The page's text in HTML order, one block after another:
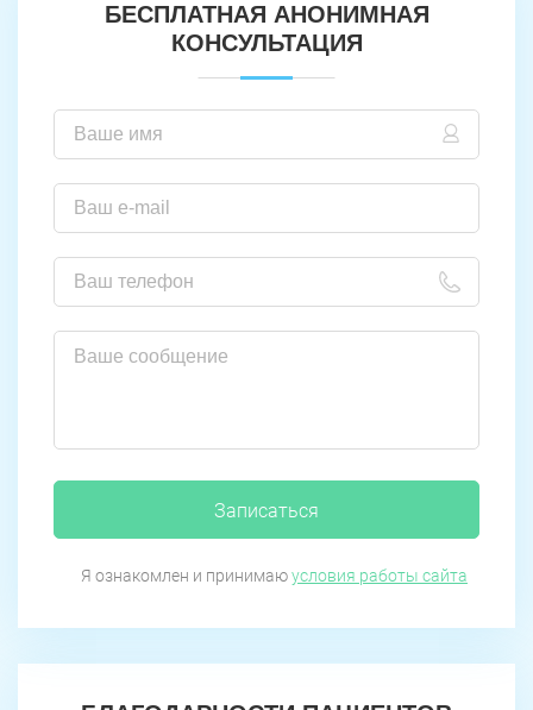
БЕСПЛАТНАЯ АНОНИМНАЯ
КОНСУЛЬТАЦИЯ
Записаться
Я ознакомлен и принимаюусловия работы сайта